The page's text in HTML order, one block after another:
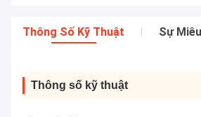
Thông Số Kỹ Thuật Sự
Thông số kỹ thuật